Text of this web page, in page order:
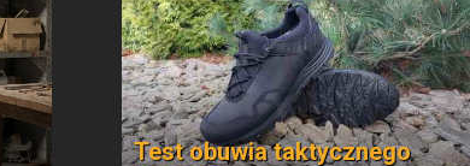
Test obuwia taktycznego